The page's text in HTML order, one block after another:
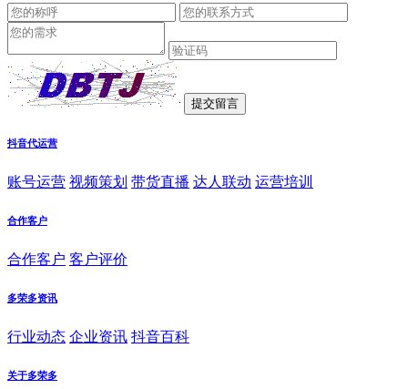
抖音代运营
账号运营 视频策划 带货直播 达人联动 运营培训
合作客户
合作客户 客户评价
多荣多资讯
行业动态 企业资讯 抖音百科
关于多荣多